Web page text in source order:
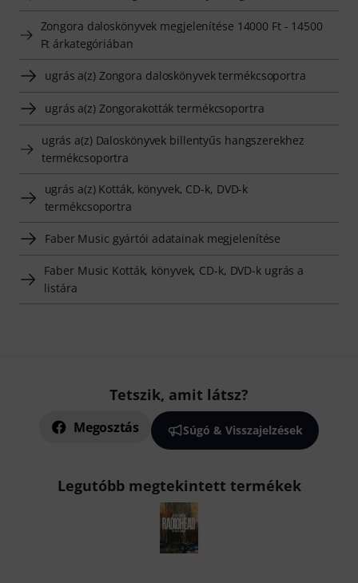
Zongora daloskönyvek megjelenítése 14000 Ft - 14500
Ft árkategóriában
ugrás a(z) Zongora daloskönyvek termékcsoportra
ugrás a(z) Zongorakották termékcsoportra
ugrás a(z) Daloskönyvek billentyűs hangszerekhez
termékcsoportra
ugrás a(z) Kották, könyvek, CD-k, DVD-k
termékcsoportra
Faber Music gyártói adatainak megjelenítése
Faber Music Kották, könyvek, CD-k, DVD-k ugrás a
listára
Tetszik, amit látsz?
Megosztás Súgó & Visszajelzések
Legutóbb megtekintett termékek